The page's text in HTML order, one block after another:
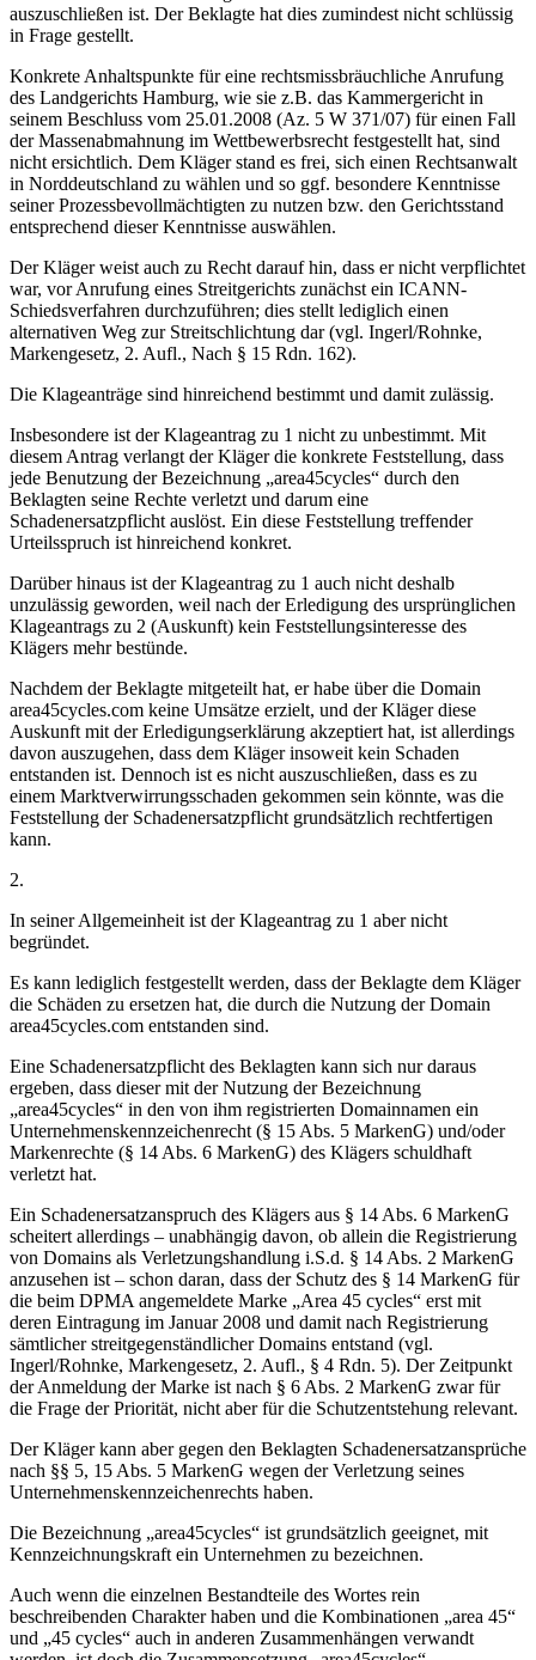
auszuschließen ist. Der Beklagte hat dies zumindest nicht schlüssig
in Frage gestellt.
Konkrete Anhaltspunkte für eine rechtsmissbräuchliche Anrufung
des Landgerichts Hamburg, wie sie z.B. das Kammergericht in
seinem Beschluss vom 25.01.2008 (Az. 5 W 371/07) für einen Fall
der Massenabmahnung im Wettbewerbsrecht festgestellt hat, sind
nicht ersichtlich. Dem Kläger stand es frei, sich einen Rechtsanwalt
in Norddeutschland zu wählen und so ggf. besondere Kenntnisse
seiner Prozessbevollmächtigten zu nutzen bzw. den Gerichtsstand
entsprechend dieser Kenntnisse auswählen.
Der Kläger weist auch zu Recht darauf hin, dass er nicht verpflichtet
war, vor Anrufung eines Streitgerichts zunächst ein ICANN-
Schiedsverfahren durchzuführen; dies stellt lediglich einen
alternativen Weg zur Streitschlichtung dar (vgl. Ingerl/Rohnke,
Markengesetz, 2. Aufl., Nach § 15 Rdn. 162).
Die Klageanträge sind hinreichend bestimmt und damit zulässig.
Insbesondere ist der Klageantrag zu 1 nicht zu unbestimmt. Mit
diesem Antrag verlangt der Kläger die konkrete Feststellung, dass
jede Benutzung der Bezeichnung „area45cycles“ durch den
Beklagten seine Rechte verletzt und darum eine
Schadenersatzpflicht auslöst. Ein diese Feststellung treffender
Urteilsspruch ist hinreichend konkret.
Darüber hinaus ist der Klageantrag zu 1 auch nicht deshalb
unzulässig geworden, weil nach der Erledigung des ursprünglichen
Klageantrags zu 2 (Auskunft) kein Feststellungsinteresse des
Klägers mehr bestünde.
Nachdem der Beklagte mitgeteilt hat, er habe über die Domain
area45cycles.com keine Umsätze erzielt, und der Kläger diese
Auskunft mit der Erledigungserklärung akzeptiert hat, ist allerdings
davon auszugehen, dass dem Kläger insoweit kein Schaden
entstanden ist. Dennoch ist es nicht auszuschließen, dass es zu
einem Marktverwirrungsschaden gekommen sein könnte, was die
Feststellung der Schadenersatzpflicht grundsätzlich rechtfertigen
kann.
2.
In seiner Allgemeinheit ist der Klageantrag zu 1 aber nicht
begründet.
Es kann lediglich festgestellt werden, dass der Beklagte dem Kläger
die Schäden zu ersetzen hat, die durch die Nutzung der Domain
area45cycles.com entstanden sind.
Eine Schadenersatzpflicht des Beklagten kann sich nur daraus
ergeben, dass dieser mit der Nutzung der Bezeichnung
„area45cycles“ in den von ihm registrierten Domainnamen ein
Unternehmenskennzeichenrecht (§ 15 Abs. 5 MarkenG) und/oder
Markenrechte (§ 14 Abs. 6 MarkenG) des Klägers schuldhaft
verletzt hat.
Ein Schadenersatzanspruch des Klägers aus § 14 Abs. 6 MarkenG
scheitert allerdings – unabhängig davon, ob allein die Registrierung
von Domains als Verletzungshandlung i.S.d. § 14 Abs. 2 MarkenG
anzusehen ist – schon daran, dass der Schutz des § 14 MarkenG für
die beim DPMA angemeldete Marke „Area 45 cycles“ erst mit
deren Eintragung im Januar 2008 und damit nach Registrierung
sämtlicher streitgegenständlicher Domains entstand (vgl.
Ingerl/Rohnke, Markengesetz, 2. Aufl., § 4 Rdn. 5). Der Zeitpunkt
der Anmeldung der Marke ist nach § 6 Abs. 2 MarkenG zwar für
die Frage der Priorität, nicht aber für die Schutzentstehung relevant.
Der Kläger kann aber gegen den Beklagten Schadenersatzansprüche
nach §§ 5, 15 Abs. 5 MarkenG wegen der Verletzung seines
Unternehmenskennzeichenrechts haben.
Die Bezeichnung „area45cycles“ ist grundsätzlich geeignet, mit
Kennzeichnungskraft ein Unternehmen zu bezeichnen.
Auch wenn die einzelnen Bestandteile des Wortes rein
beschreibenden Charakter haben und die Kombinationen „area 45“
und „45 cycles“ auch in anderen Zusammenhängen verwandt